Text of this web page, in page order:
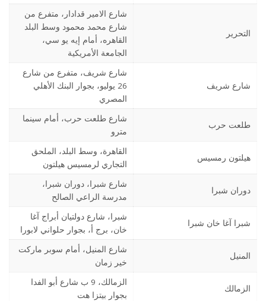
التحرير
شارع الامير قدادار، متفرع من
شارع محمد محمود وسط البلد
القاهره، أمام إيه يو سي،
الجامعة الأمريكية
شارع شريف
شارع شريف، متفرع من شارع
26 يوليو، بجوار البنك الأهلي
المصري
طلعت حرب
شارع طلعت حرب، أمام سينما
مترو
هيلتون رمسيس
القاهرة، وسط البلد، الملحق
التجاري لرمسيس هيلتون
دوران شبرا
شارع شبرا، دوران شبرا،
مدرسة الراعي الصالح
شبرا آغا خان شبرا
شبرا، شارع دولتيان أبراج آغا
خان، برج أ، بجوار حلواني لابورا
المنيل
شارع المنيل، أمام سوبر ماركت
خير زمان
الزمالك
الزمالك، 9 ب شارع أبو الفدا
بجوار بيتزا هت